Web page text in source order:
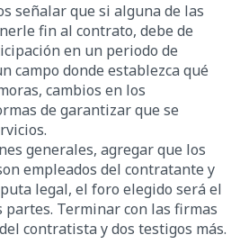
señalar que si alguna de las
fin al contrato, debe de
en un periodo de
campo donde establezca qué
cambios en los
de garantizar que se
generales, agregar que los
empleados del contratante y
legal, el foro elegido será el
partes. Terminar con las firmas
contratista y dos testigos más.